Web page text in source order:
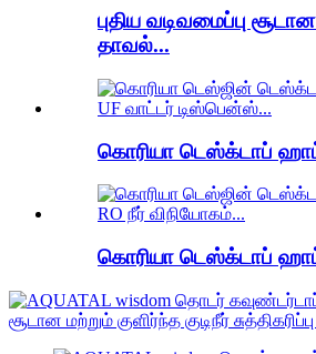
புதிய வடிவமைப்பு
தாவல்...
கொரியா டெஸ்க்டாப்
கொரியா டெஸ்க்டாப்